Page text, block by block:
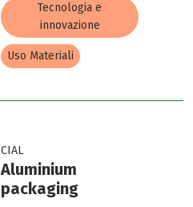
Tecnologia e
innovazione
Uso Materiali
CIAL
Aluminium
packaging